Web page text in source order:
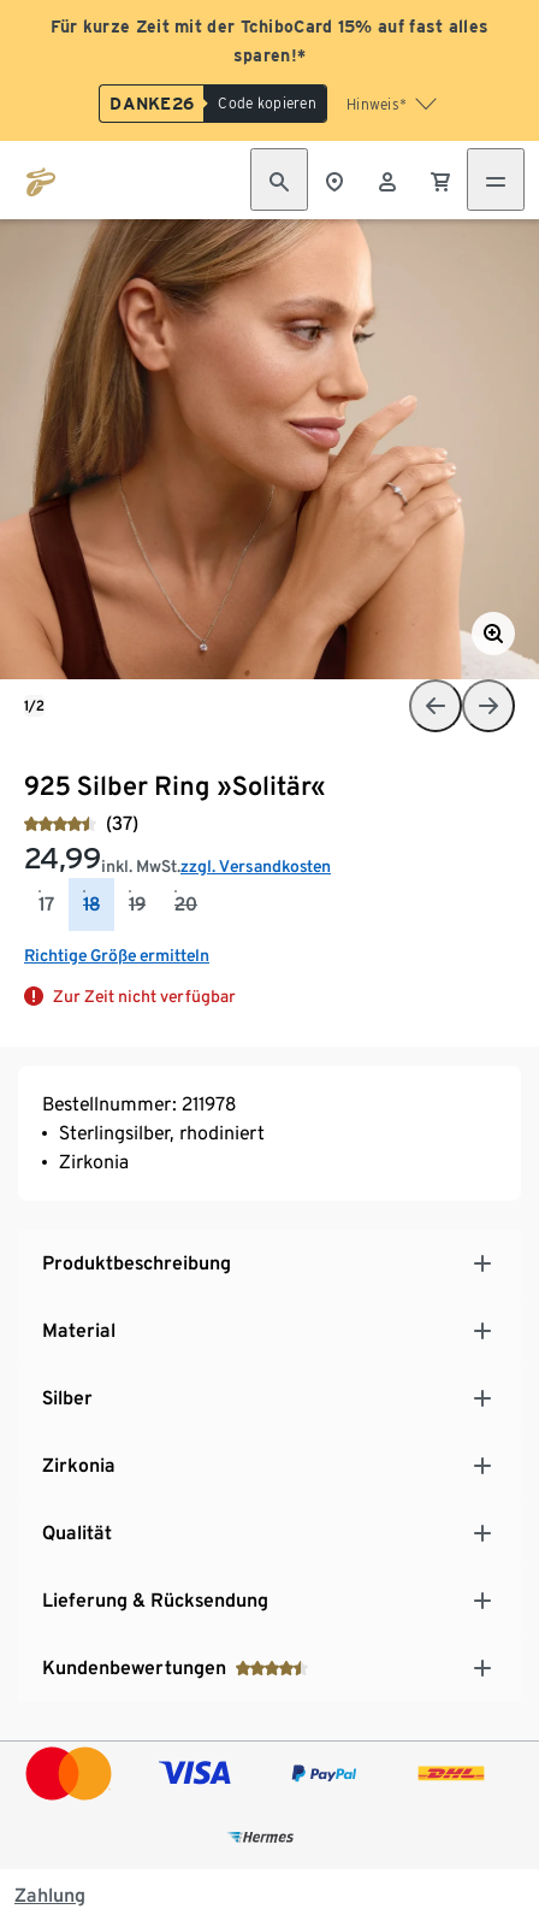
Für kurze Zeit mit der TchiboCard 15% auf fast alles
sparen!*
DANKE26 Code kopieren Hinweis*
925 Silber Ring »Solitär«
(37)
24,99inkl. MwSt.zzgl. Versandkosten
17 18 19 20
Richtige Größe ermitteln
Zur Zeit nicht verfügbar
1/2
Bestellnummer: 211978
Sterlingsilber, rhodiniert
Zirkonia
Produktbeschreibung
Material
Silber
Zirkonia
Qualität
Lieferung & Rücksendung
Kundenbewertungen
Zahlung